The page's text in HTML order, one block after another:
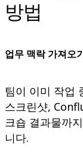
방법
업무 맥락 가져오기
팀이 이미 작업
스크린샷,
크숍 결과물까
니다.